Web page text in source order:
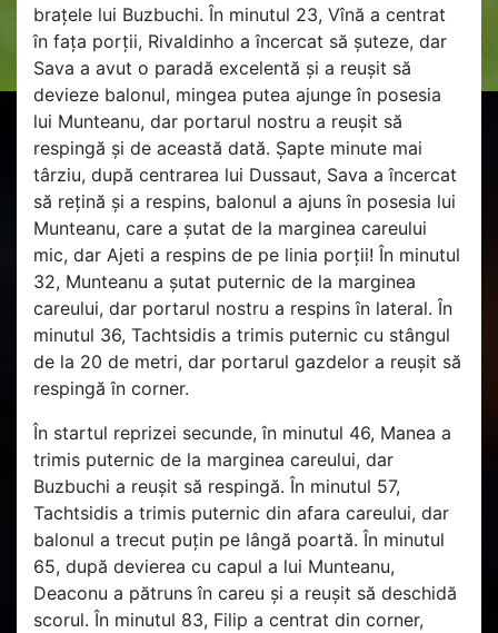
brațele lui Buzbuchi. În minutul 23, Vînă a centrat
în fața porții, Rivaldinho a încercat să șuteze, dar
Sava a avut o paradă excelentă și a reușit să
devieze balonul, mingea putea ajunge în posesia
lui Munteanu, dar portarul nostru a reușit să
respingă și de această dată. Șapte minute mai
târziu, după centrarea lui Dussaut, Sava a încercat
să rețină și a respins, balonul a ajuns în posesia lui
Munteanu, care a șutat de la marginea careului
mic, dar Ajeti a respins de pe linia porții! În minutul
32, Munteanu a șutat puternic de la marginea
careului, dar portarul nostru a respins în lateral. În
minutul 36, Tachtsidis a trimis puternic cu stângul
de la 20 de metri, dar portarul gazdelor a reușit să
respingă în corner.
În startul reprizei secunde, în minutul 46, Manea a
trimis puternic de la marginea careului, dar
Buzbuchi a reușit să respingă. În minutul 57,
Tachtsidis a trimis puternic din afara careului, dar
balonul a trecut puțin pe lângă poartă. În minutul
65, după devierea cu capul a lui Munteanu,
Deaconu a pătruns în careu și a reușit să deschidă
scorul. În minutul 83, Filip a centrat din corner,